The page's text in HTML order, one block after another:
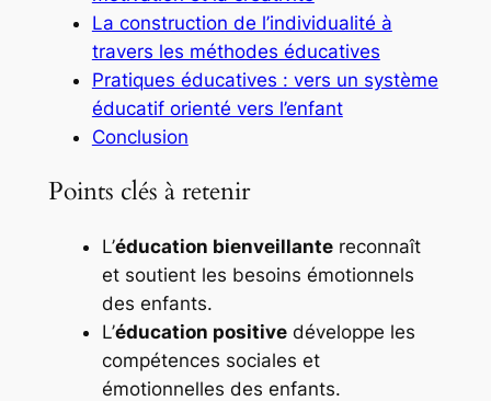
La construction de l’individualité à
travers les méthodes éducatives
Pratiques éducatives : vers un système
éducatif orienté vers l’enfant
Conclusion
Points clés à retenir
L’éducation bienveillantereconnaît
et soutient les besoins émotionnels
des enfants.
L’éducation positivedéveloppe les
compétences sociales et
émotionnelles des enfants.